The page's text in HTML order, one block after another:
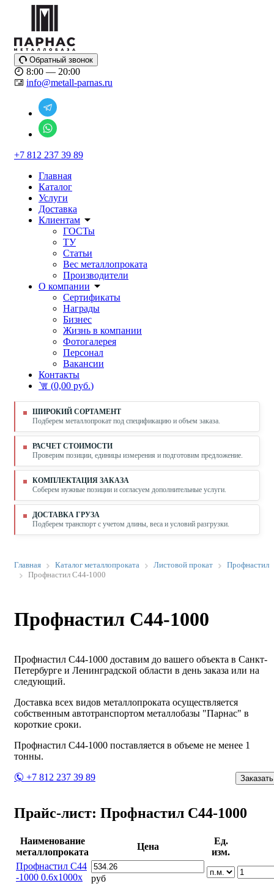
Обратный звонок
8:00 — 20:00
info@metall-parnas.ru
+7 812 237 39 89
Главная
Каталог
Услуги
Доставка
Клиентам
ГОСТы
ТУ
Статьи
Вес металлопроката
Производители
О компании
Сертификаты
Награды
Бизнес
Жизнь в компании
Фотогалерея
Персонал
Вакансии
Контакты
(0,00 руб.)
ШИРОКИЙ СОРТАМЕНТ
Подберем металлопрокат под спецификацию и объем заказа.
РАСЧЕТ СТОИМОСТИ
Проверим позиции, единицы измерения и подготовим предложение.
КОМПЛЕКТАЦИЯ ЗАКАЗА
Соберем нужные позиции и согласуем дополнительные услуги.
ДОСТАВКА ГРУЗА
Подберем транспорт с учетом длины, веса и условий разгрузки.
Главная Каталог металлопроката Листовой прокат
Профнастил
Профнастил С44-1000
Профнастил С44-1000
Профнастил С44-1000 доставим до вашего объекта в Санкт-
Петербурге и Ленинградской области в день заказа или на
следующий.
Доставка всех видов металлопроката осуществляется
собственным автотранспортом металлобазы "Парнас" в
короткие сроки.
Профнастил С44-1000 поставляется в объеме не менее 1
тонны.
+7 812 237 39 89
Заказать
Прайс-лист: Профнастил С44-1000
Наименование
металлопроката
Цена
Ед.
изм.
Профнастил С44
-1000 0.6х1000х
руб